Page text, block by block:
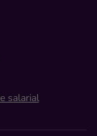
salarial